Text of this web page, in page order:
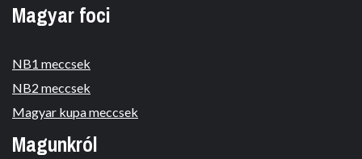
Magyar foci
NB1 meccsek
NB2 meccsek
Magyar kupa meccsek
Magunkról